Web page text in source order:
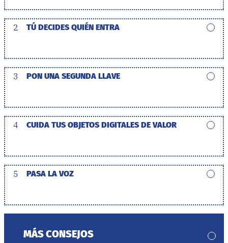
2 TÚ DECIDES QUIÉN ENTRA
3 PON UNA SEGUNDA LLAVE
4 CUIDA TUS OBJETOS DIGITALES DE VALOR
5 PASA LA VOZ
MÁS CONSEJOS